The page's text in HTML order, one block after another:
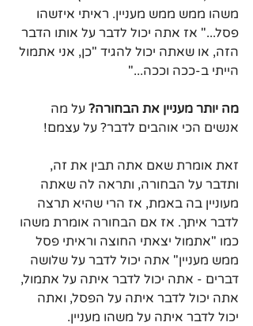
משהו ממש ממש מעניין. ראיתי איזשהו
פסל..." אז אתה יכול לדבר על אותו הדבר
הזה, או שאתה יכול להגיד "כן, אני אתמול
הייתי ב-ככה וככה..."
מה יותר מעניין את הבחורה? על מה
אנשים הכי אוהבים לדבר? על עצמם!
זאת אומרת שאם אתה תבין את זה,
ותדבר על הבחורה, ותראה לה שאתה
מעוניין בה באמת, אז הרי שהיא תרצה
לדבר איתך. אז אם הבחורה אומרת משהו
כמו "אתמול יצאתי החוצה וראיתי פסל
ממש מעניין" אתה יכול לדבר על שלושה
דברים - אתה יכול לדבר איתה על אתמול,
אתה יכול לדבר איתה על הפסל, ואתה
יכול לדבר איתה על משהו מעניין.